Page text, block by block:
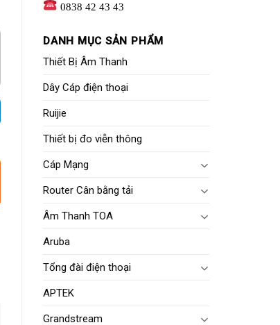
0838 42 43 43
DANH MỤC SẢN PHẨM
Thiết Bị Âm Thanh
Dây Cáp điện thoại
Ruijie
Thiết bị đo viễn thông
Cáp Mạng
Router Cân bằng tải
Âm Thanh TOA
Aruba
Tổng đài điện thoại
APTEK
Grandstream